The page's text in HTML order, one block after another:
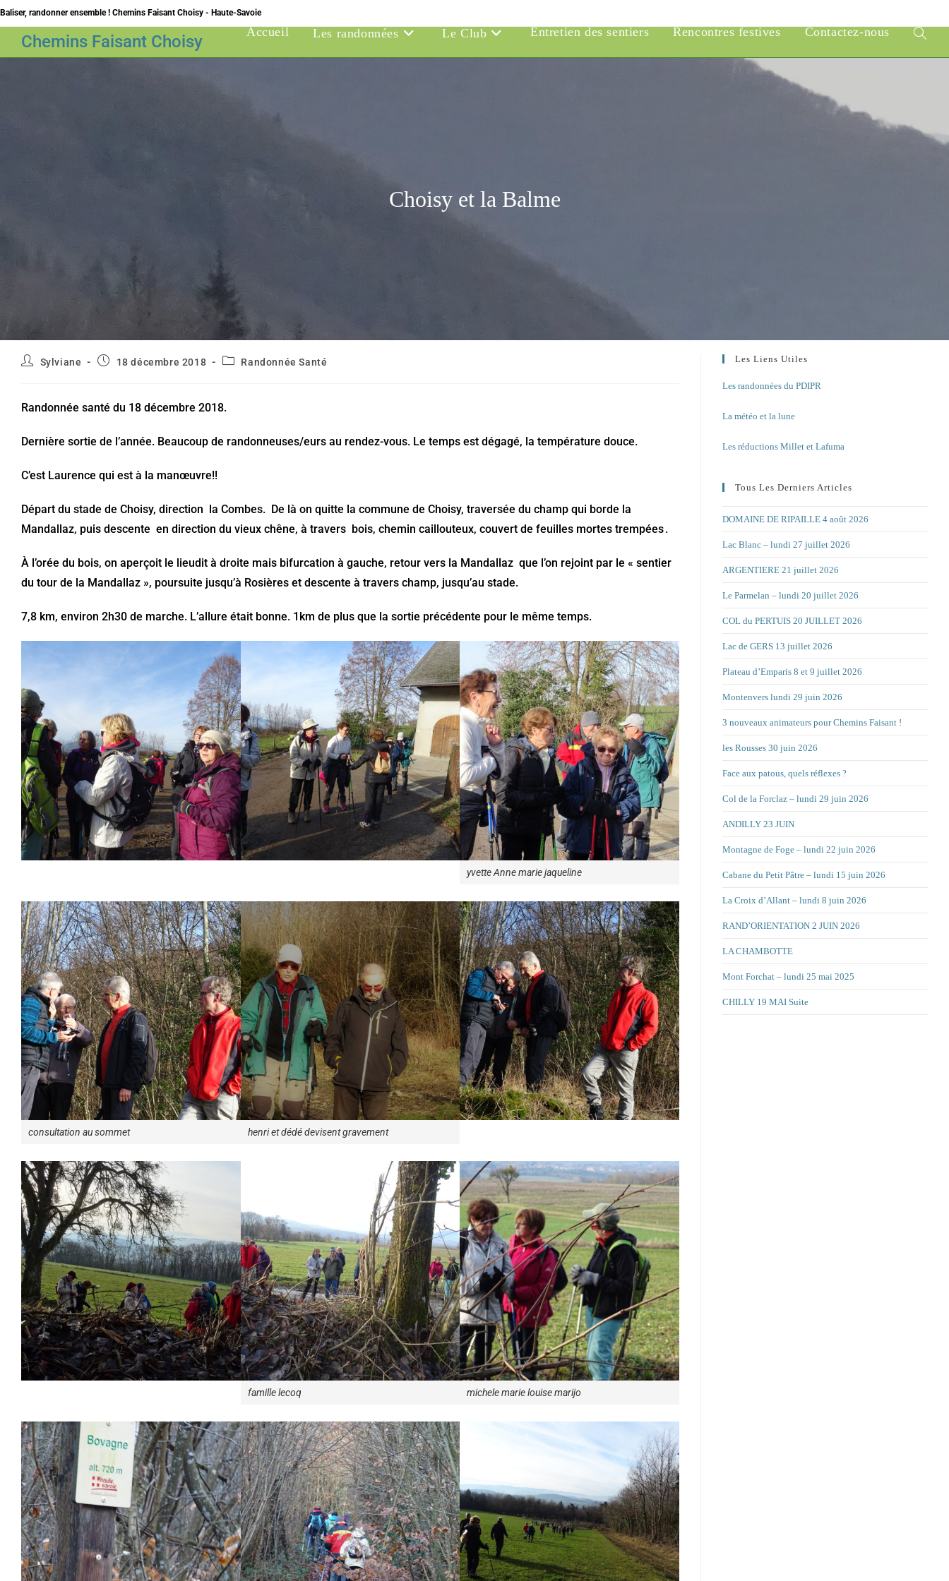
Skip
to
content
Baliser, randonner ensemble ! Chemins Faisant Choisy - Haute-Savoie
Chemins Faisant Choisy Accueil Les randonnées Le Club Entretien des sentiers Rencontres festives Contactez-nous
Toggle
website
Choisy et la Balme
Auteur/autrice
Sylviane
Publication
18 décembre 2018
PostRandonnée Santé
Randonnée santé du 18 décembre 2018.
Dernière sortie de l’année. Beaucoup de randonneuses/eurs au rendez-vous. Le temps est dégagé, la température douce.
C’est Laurence qui est à la manœuvre!!
Départ du stade de Choisy, direction la Combes. De là on quitte la commune de Choisy, traversée du champ qui borde la
Mandallaz, puis descente en direction du vieux chêne, à travers bois, chemin caillouteux, couvert de feuilles mortes trempées .
À l’orée du bois, on aperçoit le lieudit à droite mais bifurcation à gauche, retour vers la Mandallaz que l’on rejoint par le « sentier
du tour de la Mandallaz », poursuite jusqu’à Rosières et descente à travers champ, jusqu’au stade.
7,8 km, environ 2h30 de marche. L’allure était bonne. 1km de plus que la sortie précédente pour le même temps.
yvette Anne marie jaqueline
consultation au sommet henri et dédé devisent gravement
famille lecoq michele marie louise marijo
Les Liens Utiles
Les randonnées du PDIPR
La météo et la lune
Les réductions Millet et Lafuma
Tous Les Derniers Articles
DOMAINE DE RIPAILLE 4 août 2026
Lac Blanc – lundi 27 juillet 2026
ARGENTIERE 21 juillet 2026
Le Parmelan – lundi 20 juillet 2026
COL du PERTUIS 20 JUILLET 2026
Lac de GERS 13 juillet 2026
Plateau d’Emparis 8 et 9 juillet 2026
Montenvers lundi 29 juin 2026
3 nouveaux animateurs pour Chemins Faisant !
les Rousses 30 juin 2026
Face aux patous, quels réflexes ?
Col de la Forclaz – lundi 29 juin 2026
ANDILLY 23 JUIN
Montagne de Foge – lundi 22 juin 2026
Cabane du Petit Pâtre – lundi 15 juin 2026
La Croix d’Allant – lundi 8 juin 2026
RAND’ORIENTATION 2 JUIN 2026
LA CHAMBOTTE
Mont Forchat – lundi 25 mai 2025
CHILLY 19 MAI Suite